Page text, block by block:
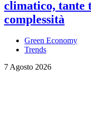
climatico, tante
complessità
Green Economy
Trends
7 Agosto 2026